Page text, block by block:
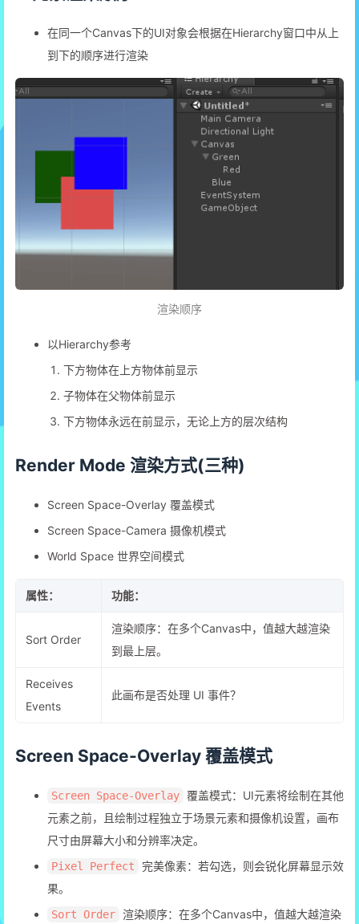
在同一个Canvas下的UI对象会根据在Hierarchy窗口中从上
到下的顺序进行渲染
渲染顺序
以Hierarchy参考
下方物体在上方物体前显示
子物体在父物体前显示
下方物体永远在前显示，无论上方的层次结构
Render Mode 渲染方式(三种)
Screen Space-Overlay 覆盖模式
Screen Space-Camera 摄像机模式
World Space 世界空间模式
属性： 功能：
Sort Order
渲染顺序：在多个Canvas中，值越大越渲染
到最上层。
Receives
Events
此画布是否处理 UI 事件？
Screen Space-Overlay 覆盖模式
Screen Space-Overlay 覆盖模式：UI元素将绘制在其他
元素之前，且绘制过程独立于场景元素和摄像机设置，画布
尺寸由屏幕大小和分辨率决定。
Pixel Perfect
完美像素：若勾选，则会锐化屏幕显示效
果。
Sort Order
渲染顺序：在多个Canvas中，值越大越渲染